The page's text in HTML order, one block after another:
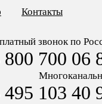
Контакты
звонок по
800 700 06
495 103 40